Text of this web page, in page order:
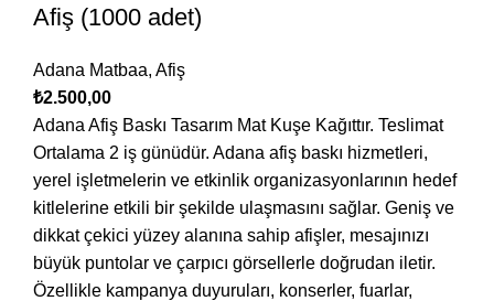
Afiş (1000 adet)
Adana Matbaa, Afiş
₺2.500,00
Adana Afiş Baskı Tasarım Mat Kuşe Kağıttır. Teslimat
Ortalama 2 iş günüdür. Adana afiş baskı hizmetleri,
yerel işletmelerin ve etkinlik organizasyonlarının hedef
kitlelerine etkili bir şekilde ulaşmasını sağlar. Geniş ve
dikkat çekici yüzey alanına sahip afişler, mesajınızı
büyük puntolar ve çarpıcı görsellerle doğrudan iletir.
Özellikle kampanya duyuruları, konserler, fuarlar,